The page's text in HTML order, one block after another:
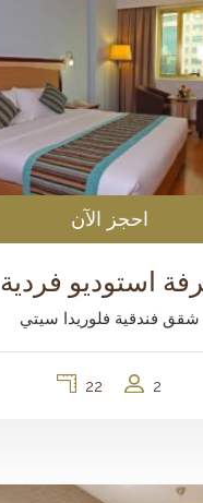
احجز الآن
استوديو فردية
شقق فندقية فلوريدا سيتي
2
22